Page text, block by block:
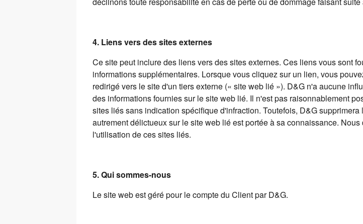
4. Liens vers des sites externes
Ce site peut inclure des liens vers des sites externes. Ces liens vous sont
informations supplémentaires. Lorsque vous cliquez sur un lien, vous
redirigé vers le site d'un tiers externe (« site web lié »). D&G n'a aucune
des informations fournies sur le site web lié. Il n'est pas raisonnablement
sites liés sans indication spécifique d'infraction. Toutefois, D&G
autrement délictueux sur le site web lié est portée à sa connaissance.
l'utilisation de ces sites liés.
5. Qui sommes-nous
Le site web est géré pour le compte du Client par D&G.